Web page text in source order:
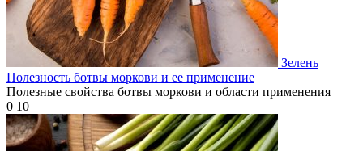
Зелень
Полезность ботвы моркови и ее применение
Полезные свойства ботвы моркови и области применения
0 10